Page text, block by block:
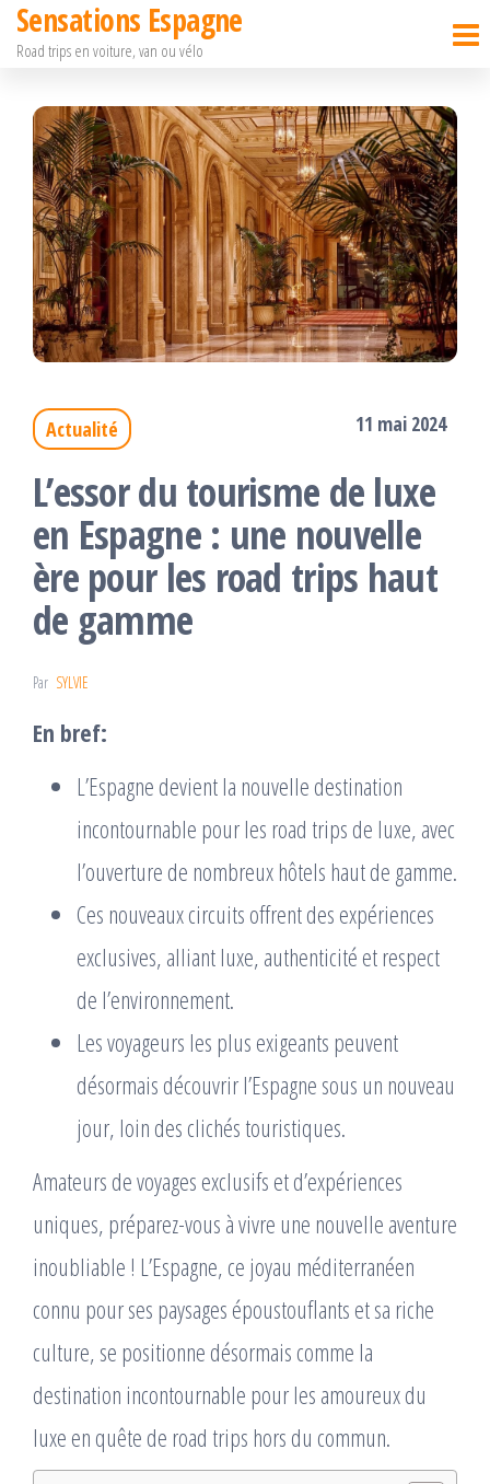
Passer
contenu
Sensations Espagne
Road trips en voiture, van ou vélo
Actualité 11 mai 2024
L’essor du tourisme de luxe
en Espagne : une nouvelle
ère pour les road trips haut
de gamme
Par SYLVIE
En bref:
L’Espagne devient la nouvelle destination
incontournable pour les road trips de luxe, avec
l’ouverture de nombreux hôtels haut de gamme.
Ces nouveaux circuits offrent des expériences
exclusives, alliant luxe, authenticité et respect
de l’environnement.
Les voyageurs les plus exigeants peuvent
désormais découvrir l’Espagne sous un nouveau
jour, loin des clichés touristiques.
Amateurs de voyages exclusifs et d’expériences
uniques, préparez-vous à vivre une nouvelle aventure
inoubliable ! L’Espagne, ce joyau méditerranéen
connu pour ses paysages époustouflants et sa riche
culture, se positionne désormais comme la
destination incontournable pour les amoureux du
luxe en quête de road trips hors du commun.